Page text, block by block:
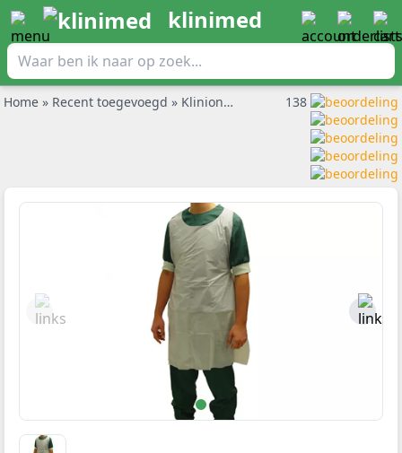
klinimed
Home » Recent toegevoegd » Klinion wasschorten halterschort 125x80cm per 100st verpakt 138